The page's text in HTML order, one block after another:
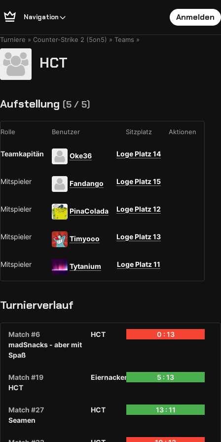
Navigation Anmelden
Turniere Counter-Strike 2 (5on5) Teams
HCT
Aufstellung (5 / 5)
Rolle Benutzer Sitzplatz Aktionen
Teamkapitän Oke36 Loge Platz 14
Mitspieler Fandango Loge Platz 15
Mitspieler PinaColada Loge Platz 12
Mitspieler Timyooo Loge Platz 13
Mitspieler Tytanium Loge Platz 11
Turnierverlauf
Match #6 HCT
0 : 13
madSnacks - aber mit
Spaß
Match #19 Eiernacken
5 : 13
HCT
Match #27 HCT
13 : 11
Seamen